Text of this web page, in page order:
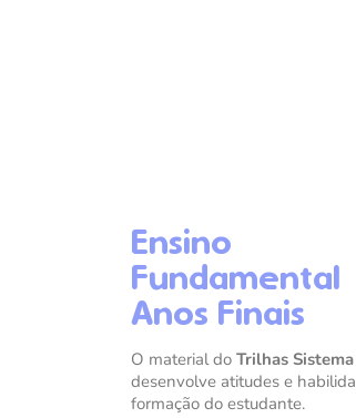
Ensino
Fundamental
Anos Finais
O material do Trilhas
desenvolve atitudes e
formação do estudante.